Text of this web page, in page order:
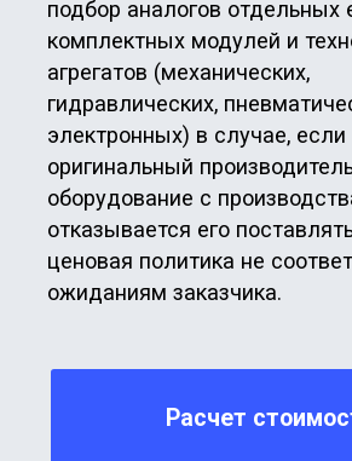
Мы более 10 лет осуществляем поставки
сложного технологического оборудования
по прямым контрактам с мировыми
производителями. Современные
экономические условия требуют высокой
технологичности, цифровизации и
компетенций
в инжиниринговой деятельности.
Будучи EPCM-оператором полного цикла,
мы успешно организуем планирование,
проектирование, управление поставками и
логистические задачи. Опыт
расширения компетенций и соблюдения
отраслевых стандартов.